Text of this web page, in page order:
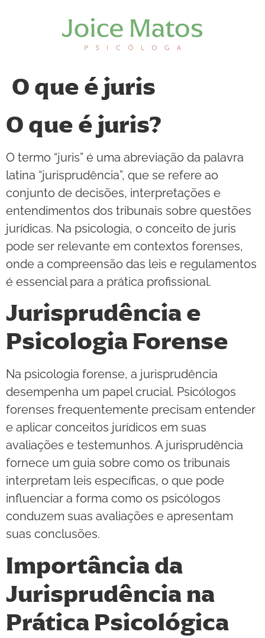
O que é juris
O que é juris?
O termo “juris” é uma abreviação da palavra
latina “jurisprudência”, que se refere ao
conjunto de decisões, interpretações e
entendimentos dos tribunais sobre questões
jurídicas. Na psicologia, o conceito de juris
pode ser relevante em contextos forenses,
onde a compreensão das leis e regulamentos
é essencial para a prática profissional.
Jurisprudência e
Psicologia Forense
Na psicologia forense, a jurisprudência
desempenha um papel crucial. Psicólogos
forenses frequentemente precisam entender
e aplicar conceitos jurídicos em suas
avaliações e testemunhos. A jurisprudência
fornece um guia sobre como os tribunais
interpretam leis específicas, o que pode
influenciar a forma como os psicólogos
conduzem suas avaliações e apresentam
suas conclusões.
Importância da
Jurisprudência na
Prática Psicológica